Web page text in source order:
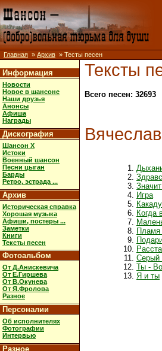
Главная » Архив » Тесты песен
Информация
Новости
Новое в шансоне
Наши друзья
Анонсы
Афиша
Награды
Дискография
Шансон X
Истоки
Военный шансон
Песни цыган
Барды
Ретро, эстрада ...
Архив
Историческая справка
Хорошая музыка
Афиши, постеры ...
Заметки
Книги
Тексты песен
Фотоальбом
От Д.Анискевича
От Е.Гиршева
От В.Окунева
От Я.Фролова
Разное
Персоналии
Об исполнителях
Фотографии
Интервью
Разное
Тексты
Всего песен: 32693
Игра
Какаду
Когда
Пламя
Серый
Ты -
Я и ты